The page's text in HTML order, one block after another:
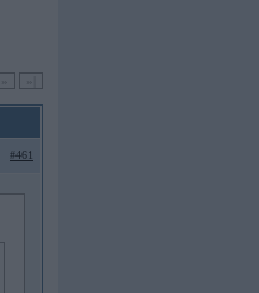
#461